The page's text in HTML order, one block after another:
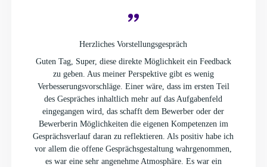
Herzliches Vorstellungsgespräch
Guten Tag, Super, diese direkte Möglichkeit ein Feedback
zu geben. Aus meiner Perspektive gibt es wenig
Verbesserungsvorschläge. Einer wäre, dass im ersten Teil
des Gespräches inhaltlich mehr auf das Aufgabenfeld
eingegangen wird, das schafft dem Bewerber oder der
Bewerberin Möglichkeiten die eigenen Kompetenzen im
Gesprächsverlauf daran zu reflektieren. Als positiv habe ich
vor allem die offene Gesprächsgestaltung wahrgenommen,
es war eine sehr angenehme Atmosphäre. Es war ein